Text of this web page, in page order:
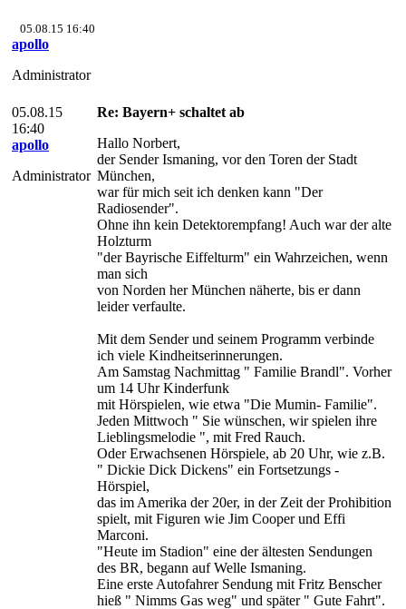
05.08.15 16:40
apollo
Administrator
05.08.15
16:40
apollo
Administrator
Re: Bayern+ schaltet ab
Hallo Norbert,
der Sender Ismaning, vor den Toren der Stadt
München,
war für mich seit ich denken kann "Der
Radiosender".
Ohne ihn kein Detektorempfang! Auch war der alte
Holzturm
"der Bayrische Eiffelturm" ein Wahrzeichen, wenn
man sich
von Norden her München näherte, bis er dann
leider verfaulte.
Mit dem Sender und seinem Programm verbinde
ich viele Kindheitserinnerungen.
Am Samstag Nachmittag " Familie Brandl". Vorher
um 14 Uhr Kinderfunk
mit Hörspielen, wie etwa "Die Mumin- Familie".
Jeden Mittwoch " Sie wünschen, wir spielen ihre
Lieblingsmelodie ", mit Fred Rauch.
Oder Erwachsenen Hörspiele, ab 20 Uhr, wie z.B.
" Dickie Dick Dickens" ein Fortsetzungs -
Hörspiel,
das im Amerika der 20er, in der Zeit der Prohibition
spielt, mit Figuren wie Jim Cooper und Effi
Marconi.
"Heute im Stadion" eine der ältesten Sendungen
des BR, begann auf Welle Ismaning.
Eine erste Autofahrer Sendung mit Fritz Benscher
hieß " Nimms Gas weg" und später " Gute Fahrt".